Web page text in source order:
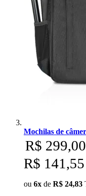
Mochilas de
R$ 299,00
R$ 141,55
ou 6x de R$ 24,83